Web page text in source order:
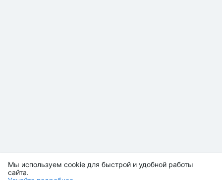
Мы используем cookie для быстрой и удобной работы
сайта.